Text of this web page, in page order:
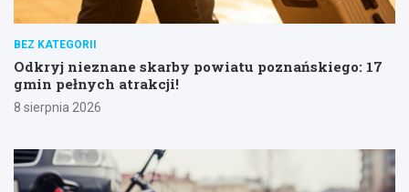
BEZ KATEGORII
Odkryj nieznane skarby powiatu poznańskiego: 17
gmin pełnych atrakcji!
8 sierpnia 2026